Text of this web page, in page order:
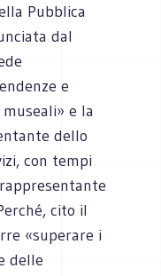
Pubblica
dal
e
e la
dello
con tempi
cito il
«superare i
delle